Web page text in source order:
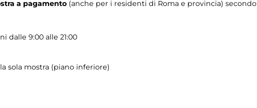
a pagamento (anche per i residenti di Roma e provincia) secondo
dalle 9:00 alle 21:00
sola mostra (piano inferiore)